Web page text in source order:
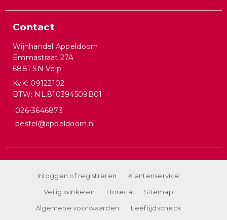
Contact
Wijnhandel Appeldoorn
Emmastraat 27A
6881 SN Velp
KvK: 09122102
BTW: NL.810394509B01
026-3646873
bestel@appeldoorn.nl
Inloggen of registreren
Klantenservice
Veilig winkelen
Horeca
Sitemap
Algemene voorwaarden
Leeftijdscheck